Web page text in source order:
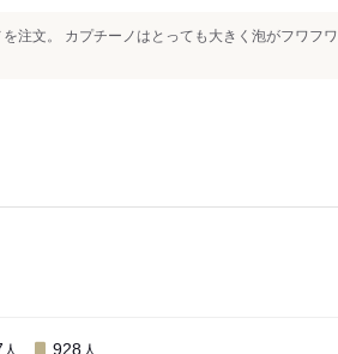
注文。 カプチーノはとっても大きく泡がフワフ
人 928 人